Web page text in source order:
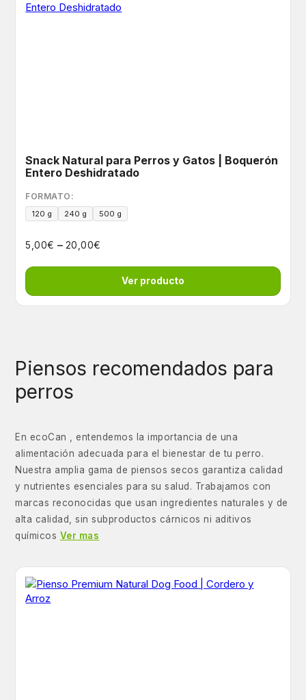
Snack Natural para Perros y Gatos | Boquerón
Entero Deshidratado
FORMATO:
120 g 240 g 500 g
5,00€ – 20,00€
Ver producto
Piensos recomendados para
perros
En ecoCan , entendemos la importancia de una
alimentación adecuada para el bienestar de tu perro.
Nuestra amplia gama de piensos secos garantiza calidad
y nutrientes esenciales para su salud. Trabajamos con
marcas reconocidas que usan ingredientes naturales y de
alta calidad, sin subproductos cárnicos ni aditivos
químicos Ver mas